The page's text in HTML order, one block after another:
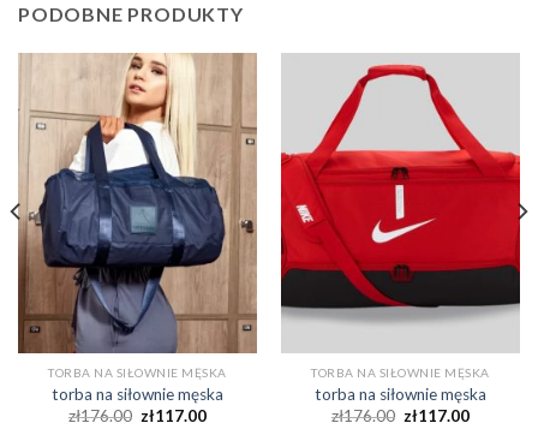
PODOBNE PRODUKTY
TORBA NA SIŁOWNIE MĘSKA
torba na siłownie męska
zł176.00 zł117.00
TORBA NA SIŁOWNIE MĘSKA
torba na siłownie męska
zł176.00 zł117.00